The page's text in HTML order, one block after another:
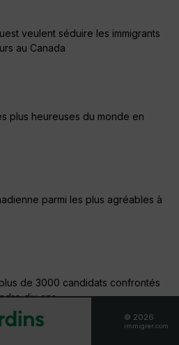
veulent séduire les immigrants
au Canada
plus heureuses du monde en
parmi les plus agréables à
de 3000 candidats confrontés
dix ans
© 2026
immigrer.com